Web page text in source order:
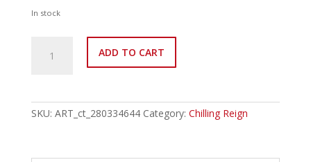
In stock
EN059
ADD TO CART
SKU: ART_ct_280334644 Category: Chilling Reign